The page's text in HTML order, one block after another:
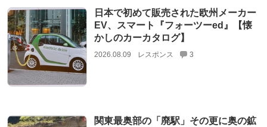
日本で初めて販売された欧州メーカー
EV、スマート『フォーツーed』【懐
かしのカーカタログ】
2026.08.09 レスポンス 3
関東最奥部の「廃駅」その更に奥の鉱